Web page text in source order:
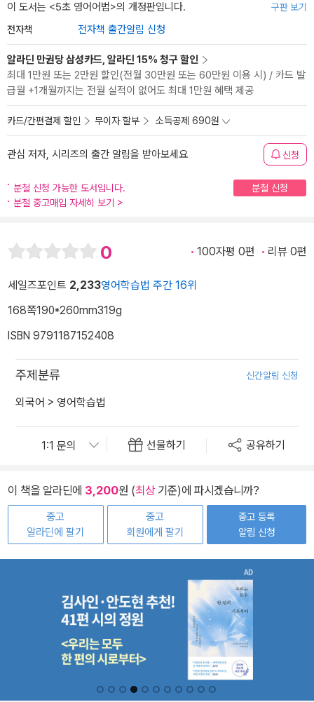
이 도서는 <5초 영어어법>의 개정판입니다. 구판 보기
전자책 전자책 출간알림 신청
알라딘 만권당 삼성카드, 알라딘 15% 청구 할인
최대 1만원 또는 2만원 할인(전월 30만원 또는 60만원 이용 시) / 카드 발
급월 +1개월까지는 전월 실적이 없어도 최대 1만원 혜택 제공
카드/간편결제 할인 무이자 할부 소득공제 690원
관심 저자, 시리즈의 출간 알림을 받아보세요 신청
분철 신청 가능한 도서입니다.
분철 신청
분철 중고매입 자세히 보기 >
0 100자평 0편 리뷰 0편
세일즈포인트 2,233영어학습법 주간 16위
168쪽190*260mm319g
ISBN 9791187152408
주제분류 신간알림 신청
외국어 > 영어학습법
선물하기 공유하기
이 책을 알라딘에 3,200원 (최상기준)에 파시겠습니까?
중고
알라딘에 팔기
중고
회원에게 팔기
중고 등록
알림 신청